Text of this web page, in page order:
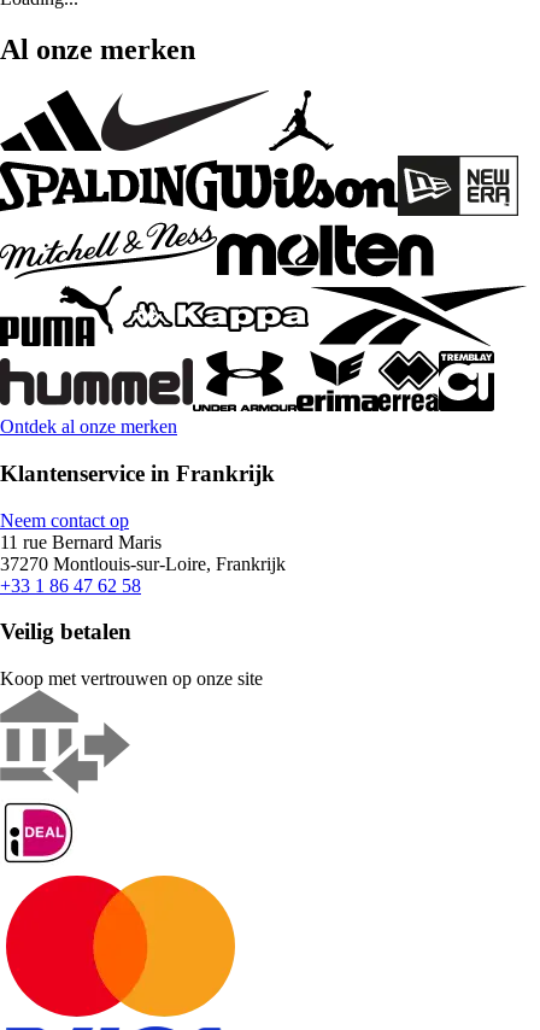
Al onze merken
Ontdek al onze merken
Klantenservice in Frankrijk
Neem contact op
11 rue Bernard Maris
37270 Montlouis-sur-Loire, Frankrijk
+33 1 86 47 62 58
Veilig betalen
Koop met vertrouwen op onze site